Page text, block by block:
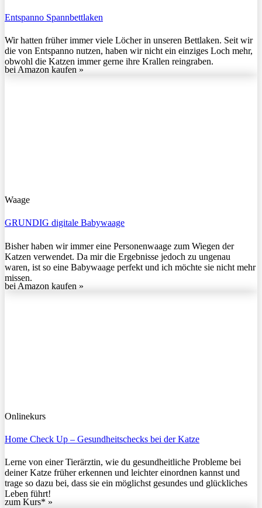
Entspanno Spannbettlaken
Wir hatten früher immer viele Löcher in unseren Bettlaken. Seit wir
die von Entspanno nutzen, haben wir nicht ein einziges Loch mehr,
obwohl die Katzen immer gerne ihre Krallen reingraben.
bei Amazon kaufen »
Waage
GRUNDIG digitale Babywaage
Bisher haben wir immer eine Personenwaage zum Wiegen der
Katzen verwendet. Da mir die Ergebnisse jedoch zu ungenau
waren, ist so eine Babywaage perfekt und ich möchte sie nicht mehr
missen.
bei Amazon kaufen »
Onlinekurs
Home Check Up – Gesundheitschecks bei der Katze
Lerne von einer Tierärztin, wie du gesundheitliche Probleme bei
deiner Katze früher erkennen und leichter einordnen kannst und
trage so dazu bei, dass sie ein möglichst gesundes und glückliches
Leben führt!
zum Kurs* »